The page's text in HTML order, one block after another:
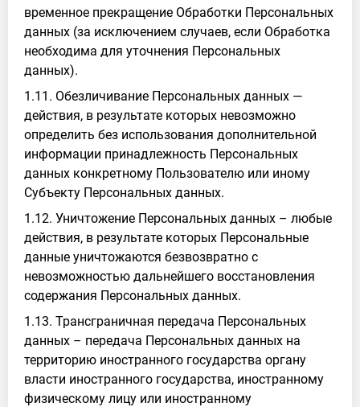
временное прекращение Обработки Персональных
данных (за исключением случаев, если Обработка
необходима для уточнения Персональных
данных).
1.11. Обезличивание Персональных данных —
действия, в результате которых невозможно
определить без использования дополнительной
информации принадлежность Персональных
данных конкретному Пользователю или иному
Субъекту Персональных данных.
1.12. Уничтожение Персональных данных – любые
действия, в результате которых Персональные
данные уничтожаются безвозвратно с
невозможностью дальнейшего восстановления
содержания Персональных данных.
1.13. Трансграничная передача Персональных
данных – передача Персональных данных на
территорию иностранного государства органу
власти иностранного государства, иностранному
физическому лицу или иностранному